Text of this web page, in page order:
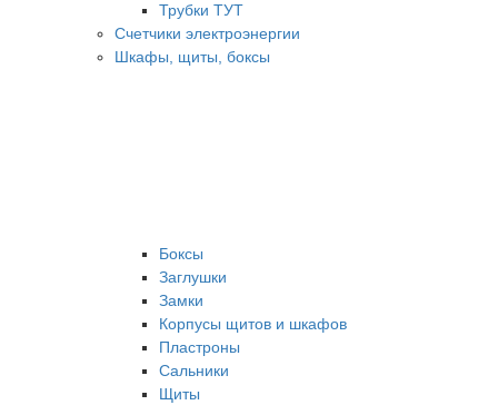
Трубки ТУТ
Счетчики электроэнергии
Шкафы, щиты, боксы
Боксы
Заглушки
Замки
Корпусы щитов и шкафов
Пластроны
Сальники
Щиты